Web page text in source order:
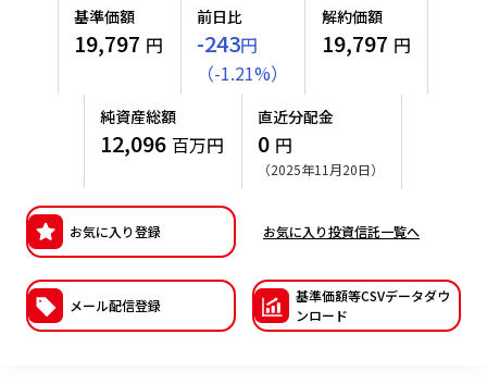
確定拠出年金について
確定拠出年金での商品の選び方について
投資の教室
ニッセイアセットの重要課題
サステナビリティへの取り組み
サステナビリティレポート
日本版スチュワードシップ・コードへの対応
採用情報
公式キャラクターのご紹介
基準価額
19,797 円
前日比
-243円
（-1.21%）
解約価額
19,797 円
純資産総額
12,096 百万円
直近分配金
0 円
（2025年11月20日）
お気に入り登録 お気に入り投資信託一覧へ
メール配信登録
基準価額等CSVデータダウ
ンロード